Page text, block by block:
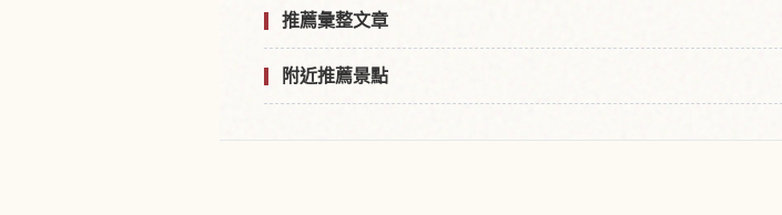
推薦彙整文章
附近推薦景點